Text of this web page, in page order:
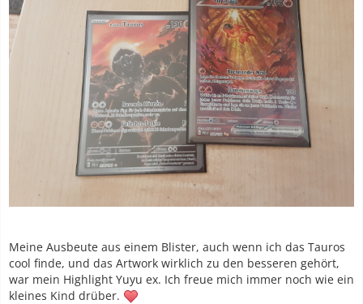
Meine Ausbeute aus einem Blister, auch wenn ich das Tauros
cool finde, und das Artwork wirklich zu den besseren gehört,
war mein Highlight Yuyu ex. Ich freue mich immer noch wie ein
kleines Kind drüber.